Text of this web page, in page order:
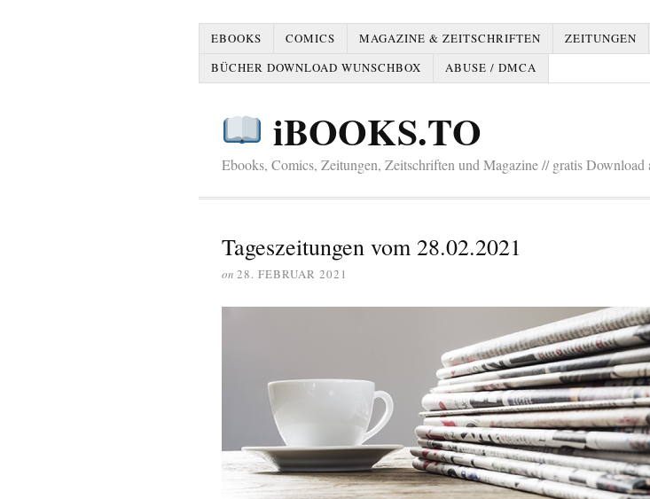
EBOOKS COMICS MAGAZINE & ZEITSCHRIFTEN ZEITUNGEN
BÜCHER DOWNLOAD WUNSCHBOX
ABUSE / DMCA
iBOOKS.TO
Ebooks, Comics, Zeitungen, Zeitschriften und Magazine // gratis Download
Tageszeitungen vom 28.02.2021
on 28. FEBRUAR 2021